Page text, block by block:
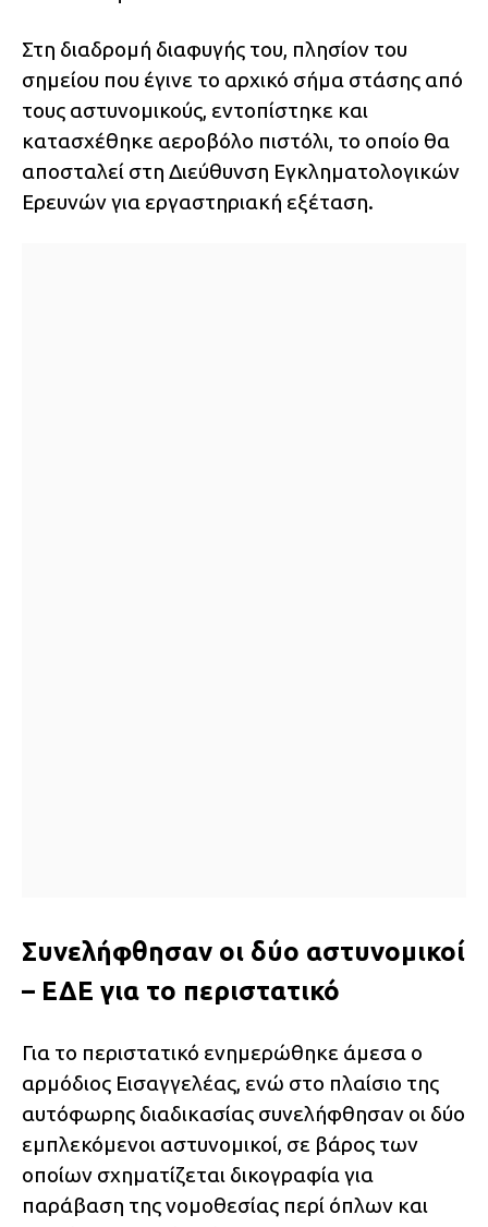
Στη διαδρομή διαφυγής του, πλησίον του
σημείου που έγινε το αρχικό σήμα στάσης από
τους αστυνομικούς, εντοπίστηκε και
κατασχέθηκε αεροβόλο πιστόλι, το οποίο θα
αποσταλεί στη Διεύθυνση Εγκληματολογικών
Ερευνών για εργαστηριακή εξέταση.
Συνελήφθησαν οι δύο αστυνομικοί
– ΕΔΕ για το περιστατικό
Για το περιστατικό ενημερώθηκε άμεσα ο
αρμόδιος Εισαγγελέας, ενώ στο πλαίσιο της
αυτόφωρης διαδικασίας συνελήφθησαν οι δύο
εμπλεκόμενοι αστυνομικοί, σε βάρος των
οποίων σχηματίζεται δικογραφία για
παράβαση της νομοθεσίας περί όπλων και